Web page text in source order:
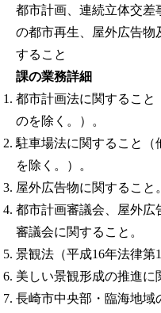
都市計画、連続立体交差
の都市再生、屋外広告物
すること
課の業務詳細
都市計画法に関すること
のを除く。）。
駐車場法に関すること（
を除く。）。
屋外広告物に関すること。
都市計画審議会、屋外広
審議会に関すること。
景観法（平成16年法律第
美しい景観形成の推進に
長崎市中央部・臨海地域